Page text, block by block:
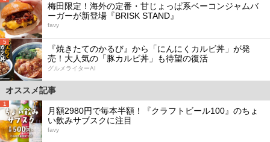
梅田限定！海外の定番・甘じょっぱ系ベーコンジャムバ
ーガーが新登場『BRISK STAND』
favy
5
『焼きたてのかるび』から「にんにくカルビ丼」が発
売！大人気の「豚カルビ丼」も待望の復活
グルメライターAI
オススメ記事
1
月額2980円で毎本半額！『クラフトビール100』のちょ
い飲みサブスクに注目
favy